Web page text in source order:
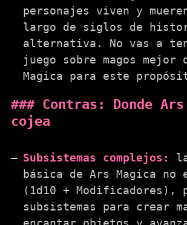
personajes viven y
largo de siglos de
alternativa. No vas a
juego sobre magos mejor
Magica para este
Contras: Donde Ars
cojea
Subsistemas complejos:
básica de Ars Magica
(1d10 + Modificadores),
subsistemas para crear